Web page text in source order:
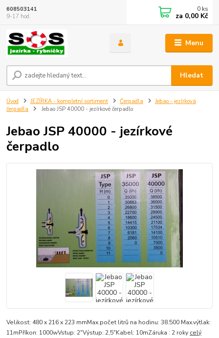
Menu
Hledat
608503141
9-17 hod.
0 ks
za 0,00 Kč
Úvod JEZÍRKA - kompletní sortiment Čerpadla
Jebao - jezírková
čerpadla
Jebao JSP 40000 - jezírkové čerpadlo
Jebao JSP 40000 - jezírkové
čerpadlo
Velikost: 480 x 216 x 223 mmMax.počet litrů na hodinu: 38.500 Max.výtlak:
11mPříkon: 1000wVstup: 2"Výstup: 2,5"Kabel: 10mZáruka : 2 roky celý